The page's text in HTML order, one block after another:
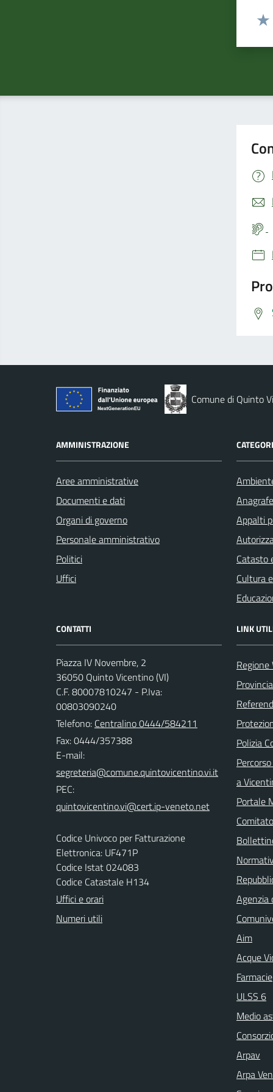
Comune di Quinto
AMMINISTRAZIONE
Aree amministrative
Documenti e dati
Organi di governo
Personale amministrativo
Politici
Uffici
Appalti
Catasto
Cultura
CONTATTI
Piazza IV Novembre, 2
36050 Quinto Vicentino (VI)
C.F. 80007810247 - P.Iva:
00803090240
Telefono: Centralino 0444/584211
Fax: 0444/357388
E-mail:
PEC:
Codice Univoco per Fatturazione
Elettronica: UF471P
Codice Istat 024083
Codice Catastale H134
Uffici e orari
Numeri utili
LINK
Polizia
a
Portale
Agenzia
Aim
Acque
Farmacie
ULSS 6
Medio
Arpav
Arpa